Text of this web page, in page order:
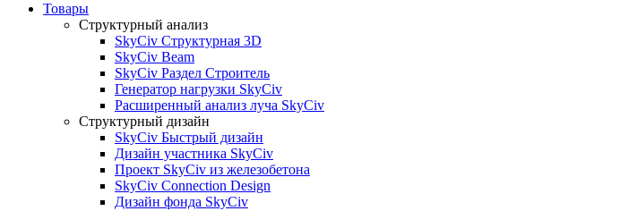
Товары
Структурный анализ
SkyCiv Структурная 3D
SkyCiv Beam
SkyCiv Раздел Строитель
Генератор нагрузки SkyCiv
Расширенный анализ луча SkyCiv
Структурный дизайн
SkyCiv Быстрый дизайн
Дизайн участника SkyCiv
Проект SkyCiv из железобетона
SkyCiv Connection Design
Дизайн фонда SkyCiv